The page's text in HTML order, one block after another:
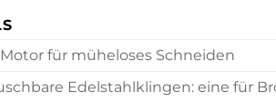
für müheloses Schneiden
Edelstahlklingen: eine für